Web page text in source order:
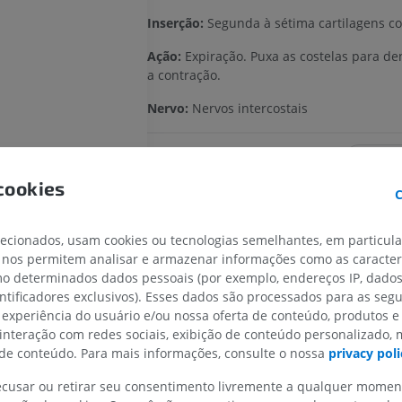
Inserção: Segunda à sétima cartilagens
Ação: Expiração. Puxa as costelas para
a contração.
Nervo: Nervos intercostais
Text by Antoine Micheau, MD - Copyright IMAIOS
Anatomy of Domestic Mammals: Textbook and
Edition - Horst Erich König, Hans-Georg Liebich -
13: 978-3794528332
Galeria
Cavalo - Osteologia
Ilustrações
PREMIUM
CAMUNDONGO
Camundongo -
TC
GRÁTIS
usam cookies ou tecnologias semelhantes, em
permitem analisar e armazenar informações como as
determinados dados pessoais (por exemplo, endereços IP,
exclusivos). Esses dados são processados para as
do usuário e/ou nossa oferta de conteúdo, produtos e
com redes sociais, exibição de conteúdo personalizado,
conteúdo. Para mais informações, consulte o nossa privacy
ou retirar seu consentimento livremente a qualquer